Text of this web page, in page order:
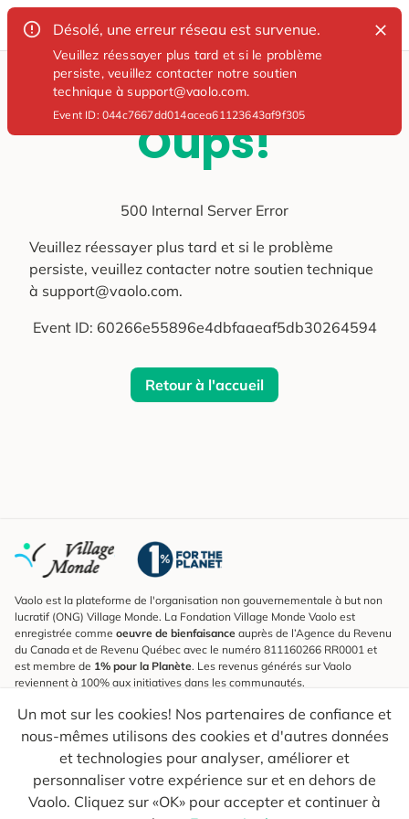
Désolé, une erreur réseau est survenue.
Veuillez réessayer plus tard et si le problème
persiste, veuillez contacter notre soutien
technique à support@vaolo.com.
Event ID:044c7667dd014acea61123643af9f305
Oups!
500 Internal Server Error
Veuillez réessayer plus tard et si le problème
persiste, veuillez contacter notre soutien technique
à support@vaolo.com.
Event ID: 60266e55896e4dbfaaeaf5db30264594
Retour à l'accueil
Un mot sur les cookies! Nos partenaires de confiance et
nous-mêmes utilisons des cookies et d'autres données
et technologies pour analyser, améliorer et
personnaliser votre expérience sur et en dehors de
Vaolo. Cliquez sur «OK» pour accepter et continuer à
Vaolo est la plateforme de l'organisation non gouvernementale à but non
lucratif (ONG) Village Monde. La Fondation Village Monde Vaolo est
enregistrée comme oeuvre de bienfaisance auprès de l’Agence du Revenu
du Canada et de Revenu Québec avec le numéro 811160266 RR0001 et
est membre de 1% pour la Planète. Les revenus générés sur Vaolo
reviennent à 100% aux initiatives dans les communautés.
S'inscrire à l'infolettre
Pour connaître les nouveautés, suivre nos explorateurs et recevoir des
astuces pour des voyages plus conscients.
Ton courriel Envoyer